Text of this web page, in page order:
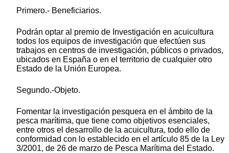
Primero.- Beneficiarios.
Podrán optar al premio de Investigación en acuicultura
todos los equipos de investigación que efectúen sus
trabajos en centros de investigación, públicos o privados,
ubicados en España o en el territorio de cualquier otro
Estado de la Unión Europea.
Segundo.-Objeto.
Fomentar la investigación pesquera en el ámbito de la
pesca marítima, que tiene como objetivos esenciales,
entre otros el desarrollo de la acuicultura, todo ello de
conformidad con lo establecido en el artículo 85 de la Ley
3/2001, de 26 de marzo de Pesca Marítima del Estado.